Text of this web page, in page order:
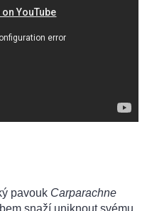
pavouk Carparachne